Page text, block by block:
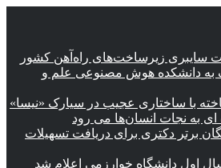
سایبری زیرساخت‌های راه‌آهن کشور
به دانشکده هوش مصنوعی علم و
با ساختاری عجیب در سیارک «نیسا»
ای به نجات انسان‌ها می رود
برتر دکتری‌ برای دریافت تسهیلات
اول دانشگاه خوارزمی اعلام شد